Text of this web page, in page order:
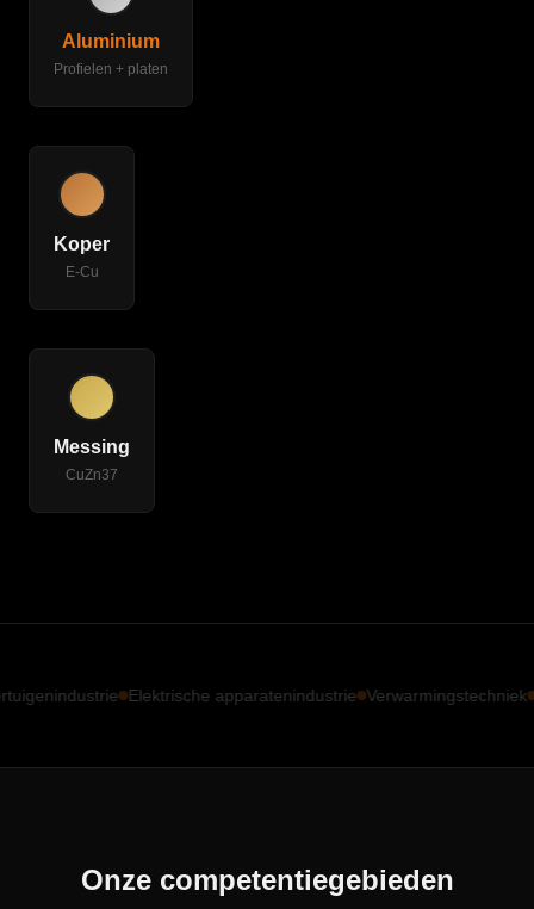
Aluminium
Profielen + platen
Koper
E-Cu
Contacten, elektronica.
Messing
CuZn37
Bimetalen op aanvraag.
Elektrische apparatenindustrie Verwarmingstechniek
Onze competentiegebieden